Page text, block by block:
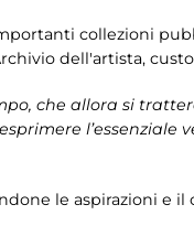
collezioni
dell'artista,
che allora si
le aspirazioni e